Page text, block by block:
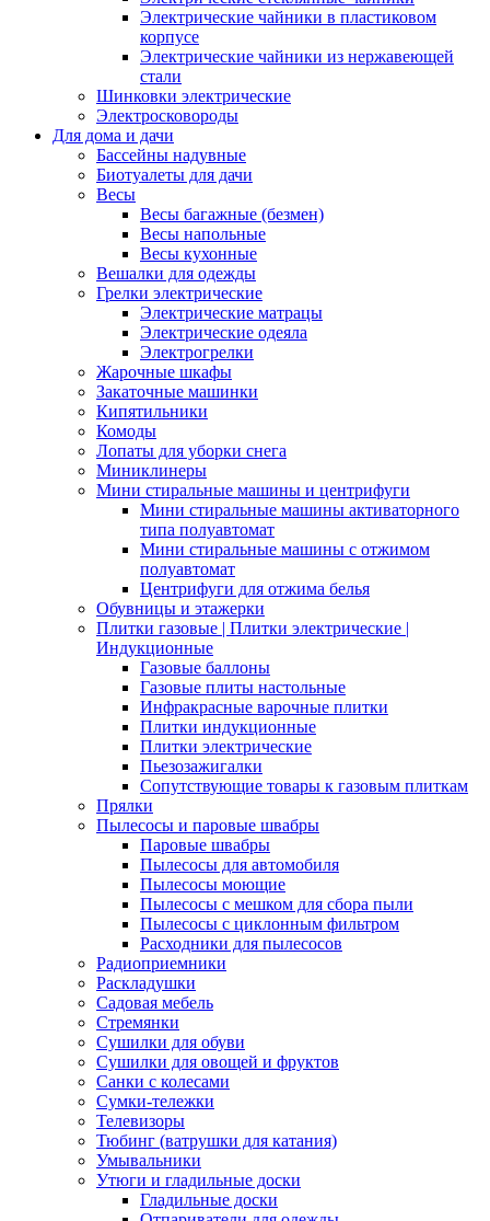
Электрические чайники в пластиковом
корпусе
Электрические чайники из нержавеющей
стали
Шинковки электрические
Электросковороды
Для дома и дачи
Бассейны надувные
Биотуалеты для дачи
Весы
Весы багажные (безмен)
Весы напольные
Весы кухонные
Вешалки для одежды
Грелки электрические
Электрические матрацы
Электрические одеяла
Электрогрелки
Жарочные шкафы
Закаточные машинки
Кипятильники
Комоды
Лопаты для уборки снега
Миниклинеры
Мини стиральные машины и центрифуги
Мини стиральные машины активаторного
типа полуавтомат
Мини стиральные машины с отжимом
полуавтомат
Центрифуги для отжима белья
Обувницы и этажерки
Плитки газовые | Плитки электрические |
Индукционные
Газовые баллоны
Газовые плиты настольные
Инфракрасные варочные плитки
Плитки индукционные
Плитки электрические
Пьезозажигалки
Сопутствующие товары к газовым плиткам
Прялки
Пылесосы и паровые швабры
Паровые швабры
Пылесосы для автомобиля
Пылесосы моющие
Пылесосы с мешком для сбора пыли
Пылесосы с циклонным фильтром
Расходники для пылесосов
Радиоприемники
Раскладушки
Садовая мебель
Стремянки
Сушилки для обуви
Сушилки для овощей и фруктов
Санки с колесами
Сумки-тележки
Телевизоры
Тюбинг (ватрушки для катания)
Умывальники
Утюги и гладильные доски
Гладильные доски